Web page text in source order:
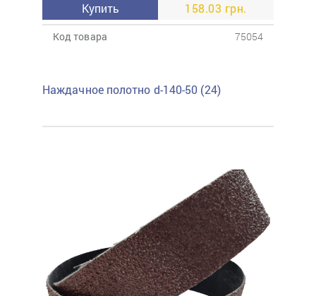
Купить 158.03 грн.
Код товара 75054
Наждачное полотно d-140-50 (24)